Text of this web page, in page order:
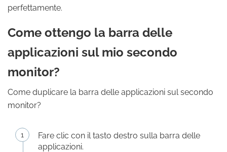
perfettamente.
Come ottengo la barra delle
applicazioni sul mio secondo
monitor?
Come duplicare la barra delle applicazioni sul secondo
monitor?
Fare clic con il tasto destro sulla barra delle
applicazioni.